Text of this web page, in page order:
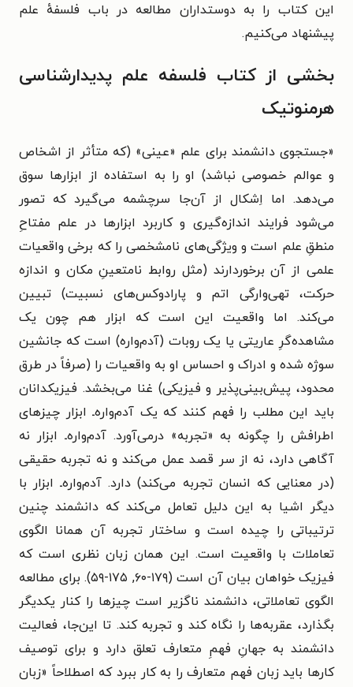
این کتاب را به دوستداران مطالعه در باب فلسفهٔ علم
پیشنهاد می‌کنیم.
بخشی از کتاب فلسفه علم پدیدارشناسی
هرمنوتیک
«جستجوی دانشمند برای علم «عینی» (که متأثر از اشخاص
و عوالم خصوصی نباشد) او را به استفاده از ابزارها سوق
می‌دهد. اما اِشکال از آن‌جا سرچشمه می‌گیرد که تصور
می‌شود فرایند اندازه‌گیری و کاربرد ابزارها در علم مفتاحِ
منطقِ علم است و ویژگی‌های نامشخصی را که برخی واقعیات
علمی از آن برخوردارند (مثل روابط نامتعینِ مکان و اندازه
حرکت، تهی‌وارگی اتم و پارادوکس‌های نسبیت) تبیین
می‌کند. اما واقعیت این است که ابزار هم چون یک
مشاهده‌گرِ عاریتی یا یک روبات (آدم‌واره) است که جانشین
سوژه شده و ادراک و احساس او به واقعیات را (صرفاً در طرق
محدود، پیش‌بینی‌پذیر و فیزیکی) غنا می‌بخشد. فیزیکدانان
باید این مطلب را فهم کنند که یک آدم‌واره‌ـ ابزار چیزهای
اطرافش را چگونه به «تجربه» درمی‌آورد. آدم‌واره‌ـ ابزار نه
آگاهی دارد، نه از سر قصد عمل می‌کند و نه تجربه حقیقی
(در معنایی که انسان تجربه می‌کند) دارد. آدم‌واره‌ـ ابزار با
دیگر اشیا به این دلیل تعامل می‌کند که دانشمند چنین
ترتیباتی را چیده است و ساختار تجربه آن همانا الگوی
تعاملات با واقعیت است. این همان زبان نظری است که
فیزیک خواهان بیان آن است (۱۷۹-۶۰, ۱۷۵-۵۹). برای مطالعه
الگوی تعاملاتی، دانشمند ناگزیر است چیزها را کنار یکدیگر
بگذارد، عقربه‌ها را نگاه کند و تجربه کند. تا این‌جا، فعالیت
دانشمند به جهانِ فهمِ متعارف تعلق دارد و برای توصیف
کارها باید زبان فهم متعارف را به کار ببرد که اصطلاحاً «زبان